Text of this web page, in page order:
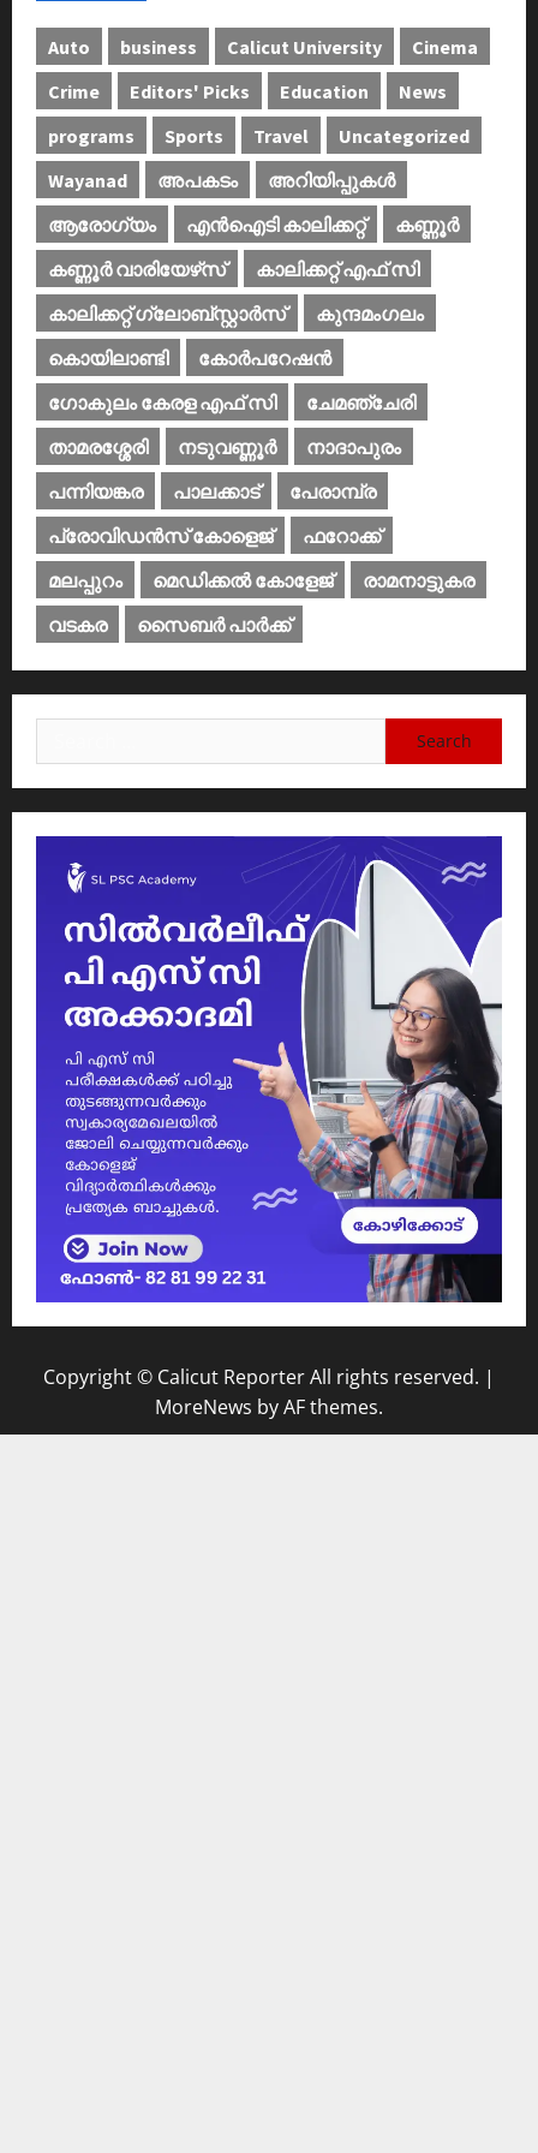
Auto business Calicut University
Cinema
Crime
Editors' Picks Education
News
programs
Sports Travel
Uncategorized
Wayanad
അപകടം
അറിയിപ്പുകള്‍
ആരോഗ്യം
എൻഐടി കാലിക്കറ്റ്
കണ്ണൂര്‍
കണ്ണൂര്‍ വാരിയേഴ്‌സ്
കാലിക്കറ്റ് എഫ് സി
കാലിക്കറ്റ് ഗ്ലോബ്സ്റ്റാർസ്
കുന്ദമംഗലം
കൊയിലാണ്ടി
കോര്‍പറേഷന്‍
ഗോകുലം കേരള എഫ് സി
ചേമഞ്ചേരി
താമരശ്ശേരി
നടുവണ്ണൂര്‍
നാദാപുരം
പന്നിയങ്കര
പാലക്കാട്‌
പേരാമ്പ്ര
പ്രോവിഡന്‍സ് കോളെജ്‌
ഫറോക്ക്
മലപ്പുറം
മെഡിക്കൽ കോളേജ്‌
രാമനാട്ടുകര
വടകര
സൈബര്‍ പാര്‍ക്ക്‌
for:
Copyright © Calicut Reporter All rights reserved. |
MoreNews by AF themes.